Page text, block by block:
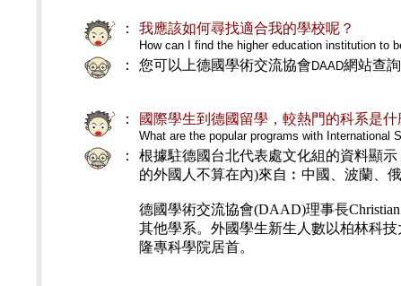
： 我應該如何尋找適合我的學校呢？
How can I find the higher education institution to
： 您可以上德國學術交流協會 DAAD網站查詢
： 國際學生到德國留學，較熱門的科系是什
What are the popular programs with International
：
根據駐德國台北代表處文化組的資料顯
的外國人不算在內)來自︰中國、波蘭、
德國學術交流協會(DAAD)理事長
其他學系。外國學生新生人數以柏林科
隆專科學院居首。